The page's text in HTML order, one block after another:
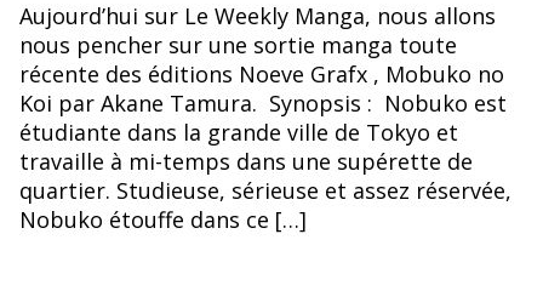
Aujourd’hui sur Le Weekly Manga, nous allons
nous pencher sur une sortie manga toute
récente des éditions Noeve Grafx , Mobuko no
Koi par Akane Tamura. Synopsis : Nobuko est
étudiante dans la grande ville de Tokyo et
travaille à mi-temps dans une supérette de
quartier. Studieuse, sérieuse et assez réservée,
Nobuko étouffe dans ce […]